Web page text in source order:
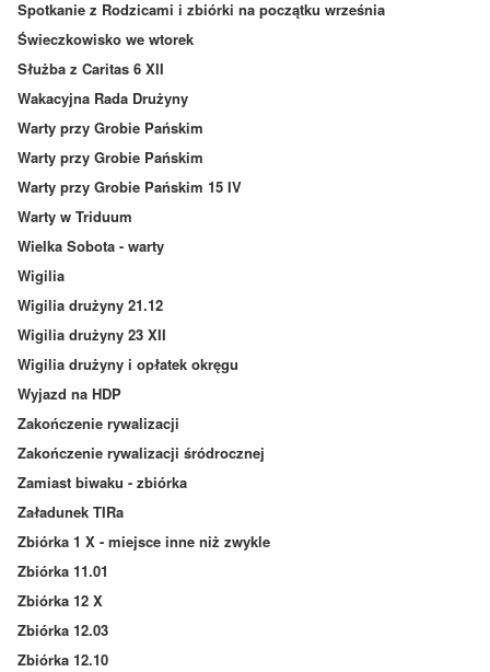
Spotkanie z Rodzicami i zbiórki na początku września
Świeczkowisko we wtorek
Służba z Caritas 6 XII
Wakacyjna Rada Drużyny
Warty przy Grobie Pańskim
Warty przy Grobie Pańskim
Warty przy Grobie Pańskim 15 IV
Warty w Triduum
Wielka Sobota - warty
Wigilia
Wigilia drużyny 21.12
Wigilia drużyny 23 XII
Wigilia drużyny i opłatek okręgu
Wyjazd na HDP
Zakończenie rywalizacji
Zakończenie rywalizacji śródrocznej
Zamiast biwaku - zbiórka
Załadunek TIRa
Zbiórka 1 X - miejsce inne niż zwykle
Zbiórka 11.01
Zbiórka 12 X
Zbiórka 12.03
Zbiórka 12.10